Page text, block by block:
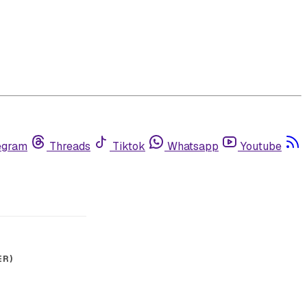
Threads Tiktok Whatsapp Youtube